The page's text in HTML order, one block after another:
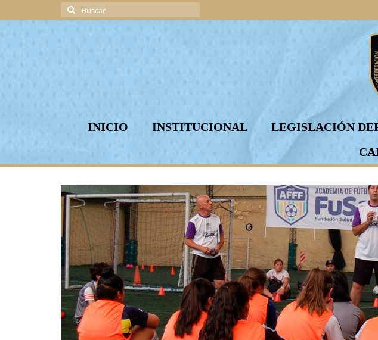
Buscar
por:
INICIO INSTITUCIONAL LEGISLACIÓN